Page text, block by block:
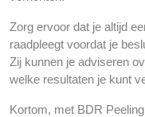
Zorg ervoor dat je altijd
raadpleegt voordat je
Zij kunnen je adviseren
welke resultaten je kunt
Kortom, met BDR